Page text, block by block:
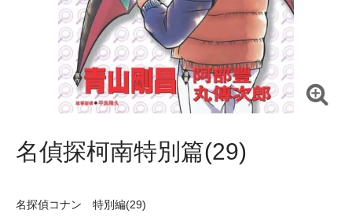
名偵探柯南特別篇(29)
名探偵コナン 特別編(29)